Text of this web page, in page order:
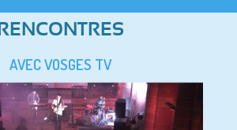
RENCONTRES
AVEC VOSGES TV